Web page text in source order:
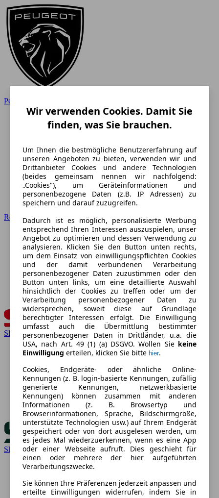
Peugeot
Renault
SEAT
Skoda
Wir verwenden Cookies. Damit Sie
finden, was Sie brauchen.
Um Ihnen die bestmögliche Benutzererfahrung auf
unseren Angeboten zu bieten, verwenden wir und
Drittanbieter Cookies und andere Technologien
(beides gemeinsam nennen wir nachfolgend:
„Cookies"), um Geräteinformationen und
personenbezogene Daten (z.B. IP Adressen) zu
speichern und darauf zuzugreifen.
Dadurch ist es möglich, personalisierte Werbung
entsprechend Ihren Interessen auszuspielen, unser
Angebot zu optimieren und dessen Verwendung zu
analysieren. Klicken Sie den Button unten rechts,
um dem Einsatz von einwilligungspflichten Cookies
und der damit verbundenen Verarbeitung
personenbezogener Daten zuzustimmen oder den
Button unten links, um eine detaillierte Auswahl
hinsichtlich der Cookies zu treffen oder um der
Verarbeitung personenbezogener Daten zu
widersprechen, soweit diese auf Grundlage
berechtigter Interessen erfolgt. Die Einwilligung
umfasst auch die Übermittlung bestimmter
personenbezogener Daten in Drittländer, u.a. die
USA, nach Art. 49 (1) (a) DSGVO. Wollen Sie keine
Einwilligung erteilen, klicken Sie bitte hier.
Cookies, Endgeräte- oder ähnliche Online-
Kennungen (z. B. login-basierte Kennungen, zufällig
generierte Kennungen, netzwerkbasierte
Kennungen) können zusammen mit anderen
Informationen (z. B. Browsertyp und
Browserinformationen, Sprache, Bildschirmgröße,
unterstützte Technologien usw.) auf Ihrem Endgerät
gespeichert oder von dort ausgelesen werden, um
es jedes Mal wiederzuerkennen, wenn es eine App
oder einer Webseite aufruft. Dies geschieht für
einen oder mehrere der hier aufgeführten
Verarbeitungszwecke.
Sie können Ihre Präferenzen jederzeit anpassen und
erteilte Einwilligungen widerrufen, indem Sie in